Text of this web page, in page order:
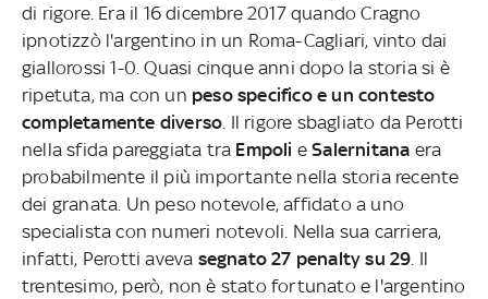
di rigore. Era il 16 dicembre 2017 quando Cragno
ipnotizzò l'argentino in un Roma-Cagliari, vinto dai
giallorossi 1-0. Quasi cinque anni dopo la storia si è
ripetuta, ma con un peso specifico e un contesto
completamente diverso . Il rigore sbagliato da Perotti
nella sfida pareggiata tra Empoli eSalernitana era
probabilmente il più importante nella storia recente
dei granata. Un peso notevole, affidato a uno
specialista con numeri notevoli. Nella sua carriera,
infatti, Perotti aveva segnato 27 penalty su 29 . Il
trentesimo, però, non è stato fortunato e l'argentino